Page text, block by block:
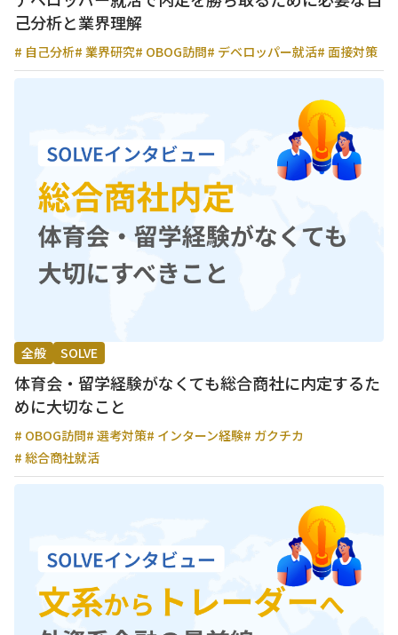
己分析と業界理解
# 自己分析# 業界研究# OBOG訪問# デベロッパー就活# 面接対策
全般 SOLVE
体育会・留学経験がなくても総合商社に内定するた
めに大切なこと
# OBOG訪問# 選考対策# インターン経験# ガクチカ
# 総合商社就活